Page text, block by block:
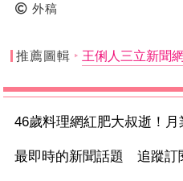
外稿
推薦圖輯 王俐人三立新聞
46歲料理網紅肥大叔逝！
最即時的新聞話題 追蹤訂